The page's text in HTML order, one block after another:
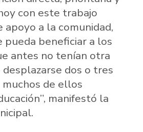
con este trabajo
apoyo a la comunidad,
pueda beneficiar a los
antes no tenían otra
dos o tres
de ellos
manifestó la